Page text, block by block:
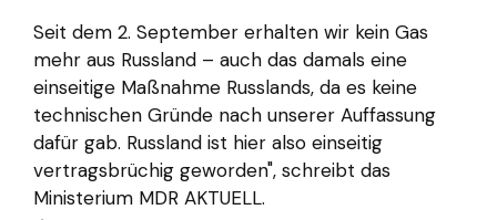
Seit dem 2. September erhalten wir kein Gas
mehr aus Russland – auch das damals eine
einseitige Maßnahme Russlands, da es keine
technischen Gründe nach unserer Auffassung
dafür gab. Russland ist hier also einseitig
vertragsbrüchig geworden", schreibt das
Ministerium MDR AKTUELL.